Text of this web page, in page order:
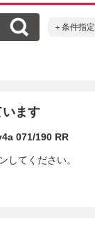
＋条件指定
います
071/190 RR
してください。